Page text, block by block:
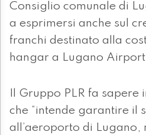
Consiglio comunale di
a esprimersi anche sul
franchi destinato alla
hangar a Lugano
Il Gruppo PLR fa sapere
che “intende garantire il
all’aeroporto di Lugano,